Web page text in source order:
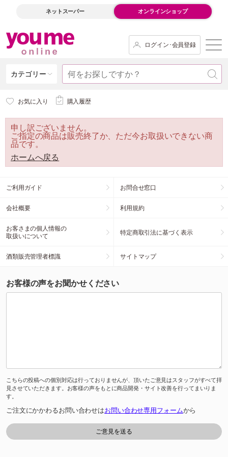
ネットスーパー オンラインショップ
ログイン･会員登録
カテゴリー
お気に入り 購入履歴
申し訳ございません。
ご指定の商品は販売終了か、ただ今お取扱いできない商
品です。
ホームへ戻る
ご利用ガイド お問合せ窓口
会社概要 利用規約
お客さまの個人情報の
取扱いについて
特定商取引法に基づく表示
酒類販売管理者標識 サイトマップ
お客様の声をお聞かせください
こちらの投稿への個別対応は行っておりませんが、頂いたご意見はスタッフがすべて拝
見させていただきます。お客様の声をもとに商品開発・サイト改善を行ってまいりま
す。
ご注文にかかわるお問い合わせはお問い合わせ専用フォームから